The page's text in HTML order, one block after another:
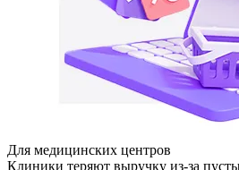
Для медицинских центров
Клиники теряют выручку из-за